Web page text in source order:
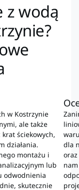
z wodą
w Kostrzynie
ale także
ściekowych,
działania.
montażu i
lub
odwodnienia
skutecznie
dla